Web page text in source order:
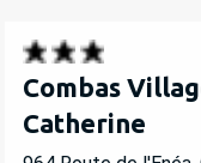
Combas
Catherine